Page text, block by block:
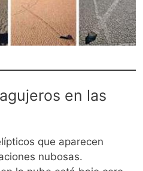
en las
que aparecen
nubosas.